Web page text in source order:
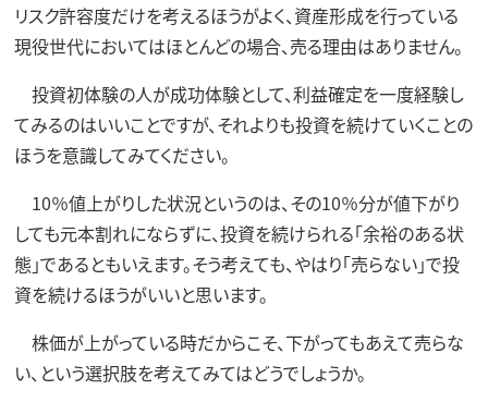
リスク許容度だけを考えるほうがよく、資産形成を行っている
現役世代においてはほとんどの場合、売る理由はありません。
投資初体験の人が成功体験として、利益確定を一度経験し
てみるのはいいことですが、それよりも投資を続けていくことの
ほうを意識してみてください。
10％値上がりした状況というのは、その10％分が値下がり
しても元本割れにならずに、投資を続けられる「余裕のある状
態」であるともいえます。そう考えても、やはり「売らない」で投
資を続けるほうがいいと思います。
株価が上がっている時だからこそ、下がってもあえて売らな
い、という選択肢を考えてみてはどうでしょうか。